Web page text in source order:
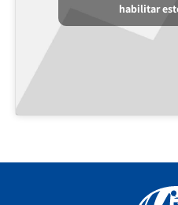
habilitar